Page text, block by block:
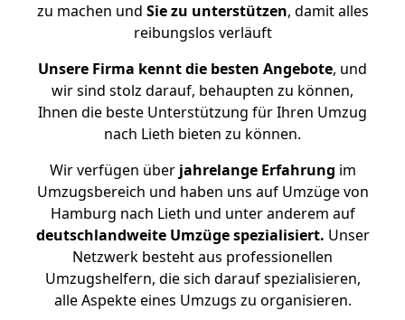
zu machen und Sie zu unterstützen, damit alles
reibungslos verläuft
Unsere Firma kennt die besten Angebote, und
wir sind stolz darauf, behaupten zu können,
Ihnen die beste Unterstützung für Ihren Umzug
nach Lieth bieten zu können.
Wir verfügen überjahrelange Erfahrung im
Umzugsbereich und haben uns auf Umzüge von
Hamburg nach Lieth und unter anderem auf
deutschlandweite Umzüge spezialisiert. Unser
Netzwerk besteht aus professionellen
Umzugshelfern, die sich darauf spezialisieren,
alle Aspekte eines Umzugs zu organisieren.